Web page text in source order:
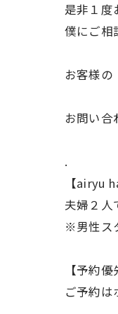
是非１度
僕にご
お客様の
お問い
.
【airyu
夫婦２人
※男性ス
【予約優
ご予約は